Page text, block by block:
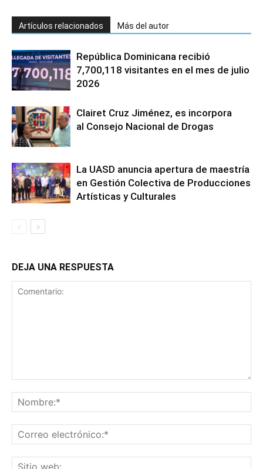
Artículos relacionados Más del autor
República Dominicana recibió
7,700,118 visitantes en el mes de julio
2026
Clairet Cruz Jiménez, es incorpora
al Consejo Nacional de Drogas
La UASD anuncia apertura de maestría
en Gestión Colectiva de Producciones
Artísticas y Culturales
DEJA UNA RESPUESTA